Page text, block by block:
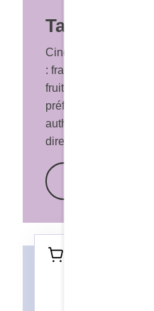
Tartinades
Cinq saveurs aussi
: fraises, framboises,
fruits. Sur tes rôties,
préférés, ces
authentique des
directement à la